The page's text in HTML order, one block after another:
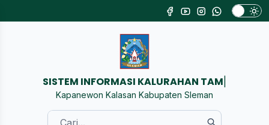
SISTEM INFORMASI KALURAHAN TAMANM
Kapanewon Kalasan Kabupaten Sleman